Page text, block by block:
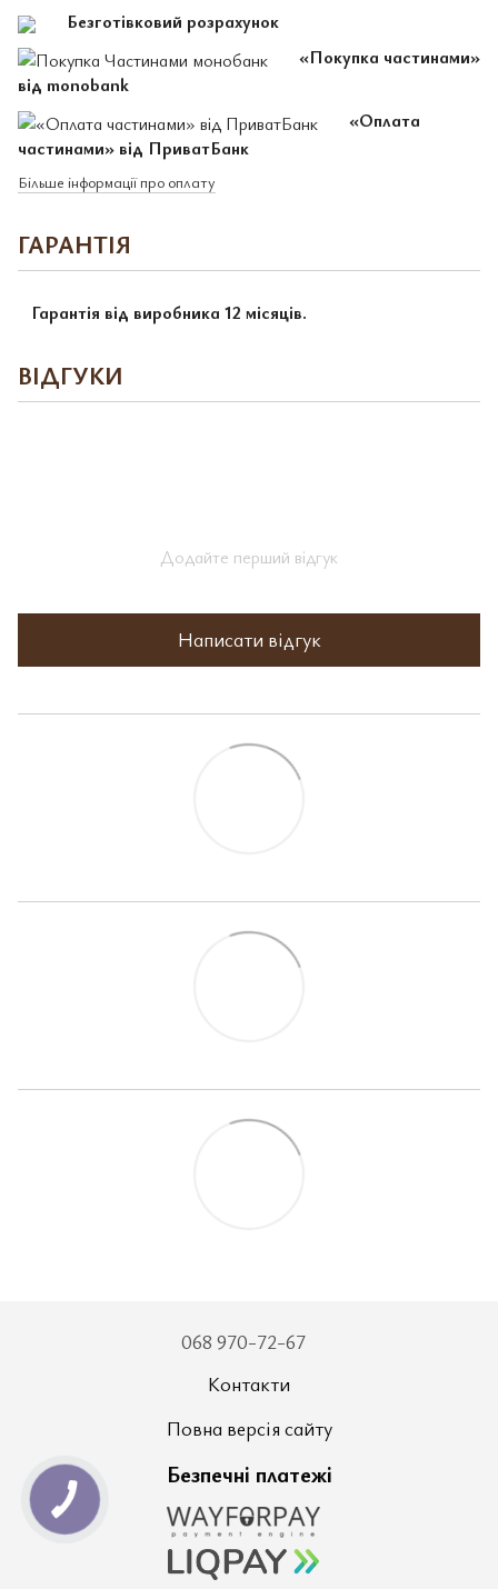
Безготівковий розрахунок
«Покупка частинами»
від monobank
«Оплата
частинами» від ПриватБанк
Більше інформації про оплату
ГАРАНТІЯ
Гарантія від виробника 12 місяців.
ВІДГУКИ
Додайте перший відгук
Написати відгук
068 970-72-67
Контакти
Повна версія сайту
Безпечні платежі